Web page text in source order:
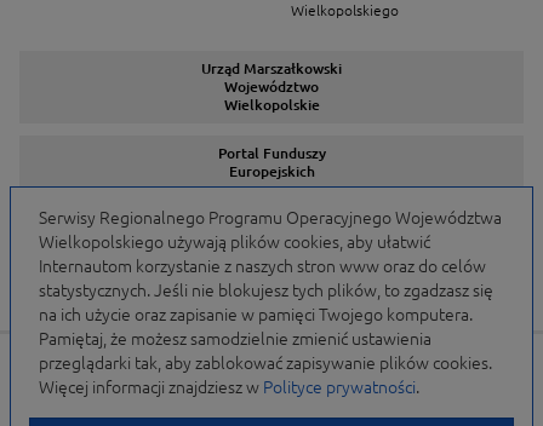
Wielkopolskiego
Urząd Marszałkowski
Województwo
Wielkopolskie
Portal Funduszy
Europejskich
Serwisy Programów
Portal finansowany przez Unię Europejską w ramach
WRPO 2007-2013 i WRPO 2014-2020 oraz budżet
Serwisy Regionalnego Programu Operacyjnego Województwa
Wielkopolskiego używają plików cookies, aby ułatwić
Internautom korzystanie z naszych stron www oraz do celów
statystycznych. Jeśli nie blokujesz tych plików, to zgadzasz się
na ich użycie oraz zapisanie w pamięci Twojego komputera.
Pamiętaj, że możesz samodzielnie zmienić ustawienia
przeglądarki tak, aby zablokować zapisywanie plików cookies.
Więcej informacji znajdziesz w Polityce prywatności.